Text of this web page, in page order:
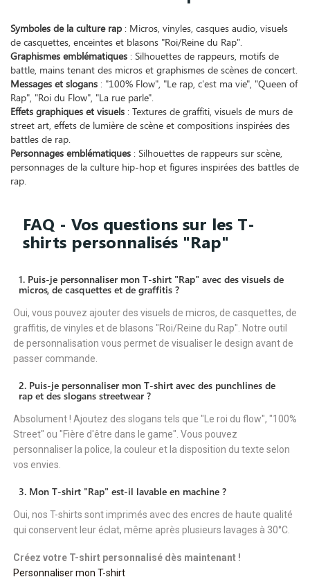
Symboles de la culture rap : Micros, vinyles, casques audio, visuels
de casquettes, enceintes et blasons "Roi/Reine du Rap".
Graphismes emblématiques : Silhouettes de rappeurs, motifs de
battle, mains tenant des micros et graphismes de scènes de concert.
Messages et slogans : "100% Flow", "Le rap, c'est ma vie", "Queen of
Rap", "Roi du Flow", "La rue parle".
Effets graphiques et visuels : Textures de graffiti, visuels de murs de
street art, effets de lumière de scène et compositions inspirées des
battles de rap.
Personnages emblématiques : Silhouettes de rappeurs sur scène,
personnages de la culture hip-hop et figures inspirées des battles de
rap.
FAQ - Vos questions sur les T-
shirts personnalisés "Rap"
1. Puis-je personnaliser mon T-shirt "Rap" avec des visuels de
micros, de casquettes et de graffitis ?
Oui, vous pouvez ajouter des visuels de micros, de casquettes, de
graffitis, de vinyles et de blasons "Roi/Reine du Rap". Notre outil
de personnalisation vous permet de visualiser le design avant de
passer commande.
2. Puis-je personnaliser mon T-shirt avec des punchlines de
rap et des slogans streetwear ?
Absolument ! Ajoutez des slogans tels que "Le roi du flow", "100%
Street" ou "Fière d'être dans le game". Vous pouvez
personnaliser la police, la couleur et la disposition du texte selon
vos envies.
3. Mon T-shirt "Rap" est-il lavable en machine ?
Oui, nos T-shirts sont imprimés avec des encres de haute qualité
qui conservent leur éclat, même après plusieurs lavages à 30°C.
Créez votre T-shirt personnalisé dès maintenant !
Personnaliser mon T-shirt